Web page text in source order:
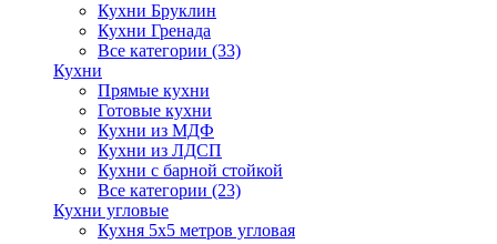
Кухни Бруклин
Кухни Гренада
Все категории (33)
Кухни
Прямые кухни
Готовые кухни
Кухни из МДФ
Кухни из ЛДСП
Кухни с барной стойкой
Все категории (23)
Кухни угловые
Кухня 5х5 метров угловая